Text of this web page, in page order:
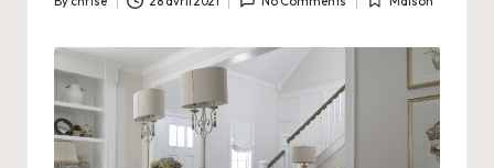
n
e
t
Posted
Posted